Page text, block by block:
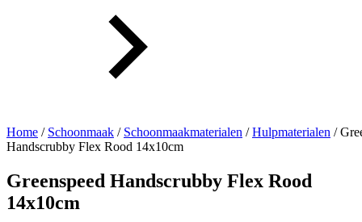
Home / Schoonmaak / Schoonmaakmaterialen /Hulpmaterialen /
Handscrubby Flex Rood 14x10cm
Greenspeed Handscrubby Flex Rood
14x10cm